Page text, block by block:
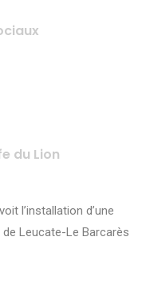
du Lion
l’installation d’une
Leucate-Le Barcarès